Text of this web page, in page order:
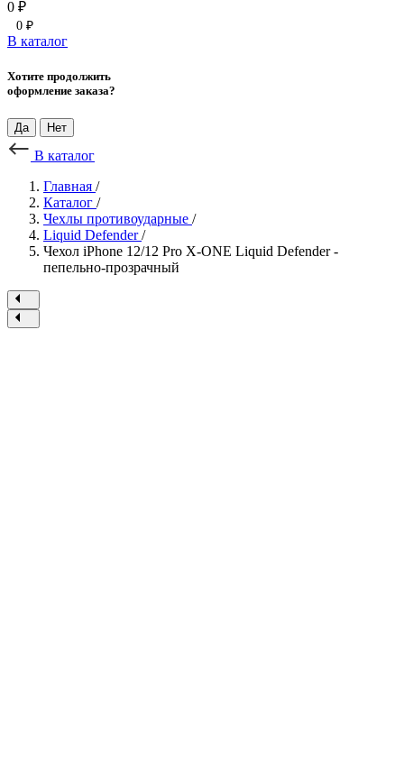
0 ₽
0 ₽
В каталог
Хотите продолжить
оформление заказа?
Да Нет
В каталог
Главная /
Каталог /
Чехлы противоударные /
Liquid Defender/
Чехол iPhone 12/12 Pro X-ONE Liquid Defender -
пепельно-прозрачный